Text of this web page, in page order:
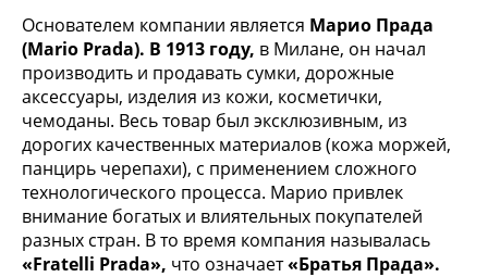
Основателем компании является Марио Прада
(Mario Prada). В 1913 году, в Милане, он начал
производить и продавать сумки, дорожные
аксессуары, изделия из кожи, косметички,
чемоданы. Весь товар был эксклюзивным, из
дорогих качественных материалов (кожа моржей,
панцирь черепахи), с применением сложного
технологического процесса. Марио привлек
внимание богатых и влиятельных покупателей
разных стран. В то время компания называлась
«Fratelli Prada», что означает«Братья Прада».